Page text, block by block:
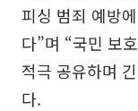
피싱 범죄 예방
다”며 “국민 보
적극 공유하며
다.